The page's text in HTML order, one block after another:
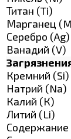
Титан (Ti)
Марганец
Серебро (Ag)
Ванадий (V)
Кремний (Si)
Натрий (Na)
Калий (К)
Литий (Li)
Содержание